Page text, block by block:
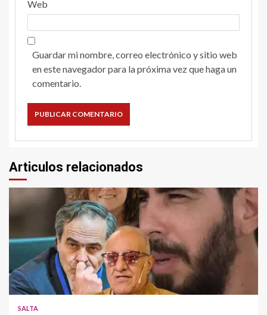
Web
Guardar mi nombre, correo electrónico y sitio web
en este navegador para la próxima vez que haga un
comentario.
Articulos relacionados
SALTA